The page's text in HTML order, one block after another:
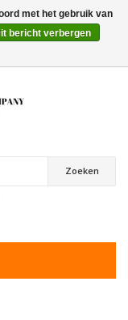
Zoeken
met het gebruik van
bericht verbergen